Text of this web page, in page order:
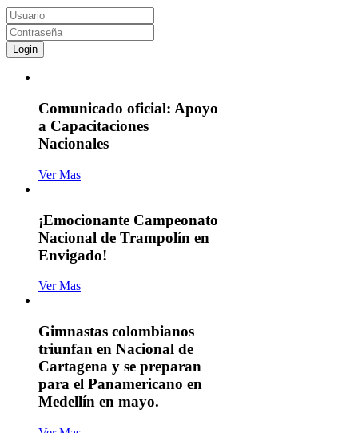
Login
Comunicado oficial: Apoyo
a Capacitaciones
Nacionales
Ver Mas
¡Emocionante Campeonato
Nacional de Trampolín en
Envigado!
Ver Mas
Gimnastas colombianos
triunfan en Nacional de
Cartagena y se preparan
para el Panamericano en
Medellín en mayo.